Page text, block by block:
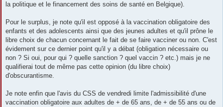
la politique et le financement des soins de santé en Belgique).
Pour le surplus, je note qu'il est opposé à la vaccination obligatoire des
enfants et des adolescents ainsi que des jeunes adultes et qu'il prône le
libre choix de chacun concernant le fait de se faire vacciner ou non. C'est
évidement sur ce dernier point qu'il y a débat (obligation nécessaire ou
non ? Si oui, pour qui ? quelle sanction ? quel vaccin ? etc.) mais je ne
qualifierai tout de même pas cette opinion (du libre choix)
d'obscurantisme.
Je note enfin que l'avis du CSS de vendredi limite l'admissibilité d'une
vaccination obligatoire aux adultes de + de 65 ans, de + de 55 ans ou de